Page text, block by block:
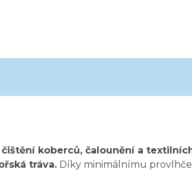
koberců, čalounění a
tráva. Díky minimálnímu